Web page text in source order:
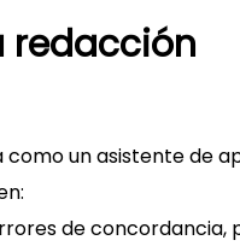
redacción
como un asistente de
de concordancia,